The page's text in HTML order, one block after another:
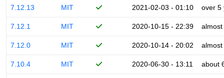
7.12.13 MIT 2021-02-03 - 01:10 over 5
7.12.1 MIT 2020-10-15 - 22:39
7.12.0 MIT 2020-10-14 - 20:02
7.10.4 MIT 2020-06-30 - 13:11 about